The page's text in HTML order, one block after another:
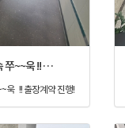
계약은 언제 어디서나 계속 쭈~~욱 !! 출장계약 진행!
욱 !! 출장계약 진행!